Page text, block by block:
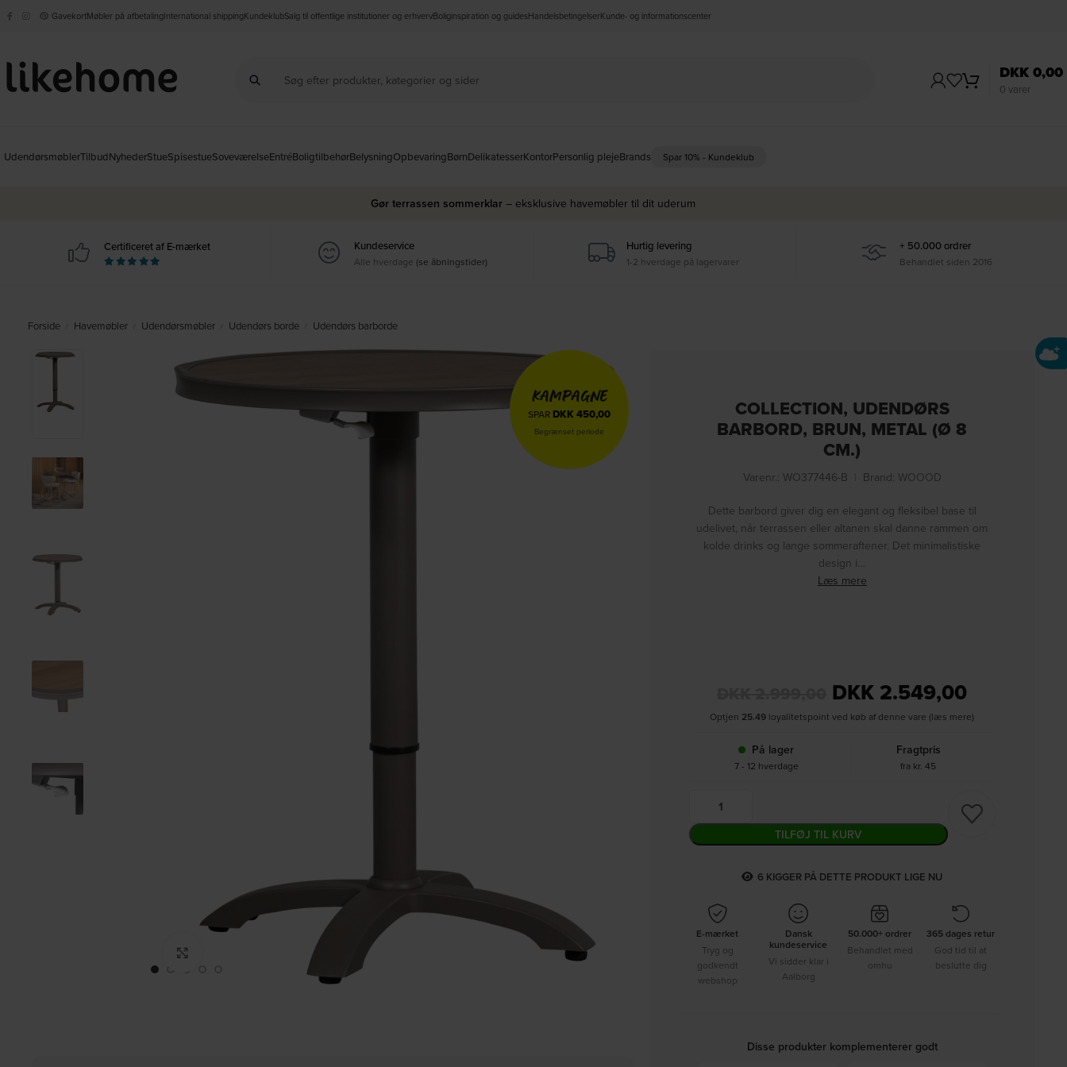
GavekortMøbler på afbetalingInternational shippingKundeklubSalg til offentlige institutioner og erhvervBoliginspiration og guidesHandelsbetingelserKunde- og informationscenter
0 varer
DKK0,00
UdendørsmøblerTilbudNyhederStueSpisestueSoveværelseEntréBoligtilbehørBelysningOpbevaringBørnDelikatesserKontorPersonlig plejeBrands Spar 10% - Kundeklub
Gør terrassen sommerklar – eksklusive havemøbler til dit uderum
Certificeret af E-mærket Kundeservice
Alle hverdage (se åbningstider)
Hurtig levering
1-2 hverdage på lagervarer
+ 50.000 ordrer
Behandlet siden 2016
Forside Havemøbler Udendørsmøbler Udendørs borde Udendørs barborde
KAMPAGNE
SPAR DKK 450,00
Begrænset periode
COLLECTION, UDENDØRS
BARBORD, BRUN, METAL (Ø 8
CM.)
Varenr.: WO377446-B Brand: WOOOD
Dette barbord giver dig en elegant og fleksibel base til
udelivet, når terrassen eller altanen skal danne rammen om
kolde drinks og lange sommeraftener. Det minimalistiske
design i…
Læs mere
DKK 2.549,00
Optjen 25.49 loyalitetspoint ved køb af denne vare (læs mere)
På lager
7 - 12 hverdage
Fragtpris
fra kr. 45
TILFØJ TIL KURV
8 KIGGER PÅ DETTE PRODUKT LIGE NU
E-mærket
Tryg og
godkendt
webshop
Dansk
kundeservice
Vi sidder klar i
Aalborg
50.000+ ordrer
Behandlet med
omhu
365 dages retur
God tid til at
beslutte dig
Disse produkter komplementerer godt